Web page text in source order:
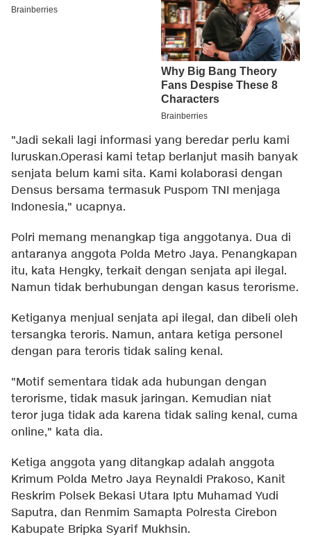
"Jadi sekali lagi informasi yang beredar perlu kami
luruskan.Operasi kami tetap berlanjut masih banyak
senjata belum kami sita. Kami kolaborasi dengan
Densus bersama termasuk Puspom TNI menjaga
Indonesia," ucapnya.
Polri memang menangkap tiga anggotanya. Dua di
antaranya anggota Polda Metro Jaya. Penangkapan
itu, kata Hengky, terkait dengan senjata api ilegal.
Namun tidak berhubungan dengan kasus terorisme.
Ketiganya menjual senjata api ilegal, dan dibeli oleh
tersangka teroris. Namun, antara ketiga personel
dengan para teroris tidak saling kenal.
"Motif sementara tidak ada hubungan dengan
terorisme, tidak masuk jaringan. Kemudian niat
teror juga tidak ada karena tidak saling kenal, cuma
online," kata dia.
Ketiga anggota yang ditangkap adalah anggota
Krimum Polda Metro Jaya Reynaldi Prakoso, Kanit
Reskrim Polsek Bekasi Utara Iptu Muhamad Yudi
Saputra, dan Renmim Samapta Polresta Cirebon
Kabupate Bripka Syarif Mukhsin.